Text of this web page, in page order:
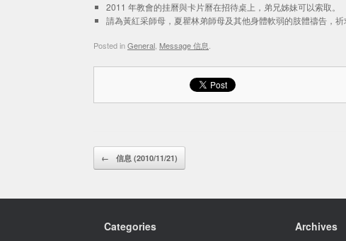
2011 年教會的挂曆與卡片曆在招待桌上，弟兄姊妹可以索取。
請為黃紅采師母，夏瞿林弟師母及其他身體軟弱的肢體禱告，祈
Posted inGeneral Message 信息
Post navigation
← 信息 (2010/11/21)
Categories Archives